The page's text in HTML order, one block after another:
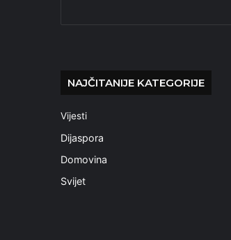
NAJČITANIJE KATEGORIJE
Vijesti
Dijaspora
Domovina
Svijet